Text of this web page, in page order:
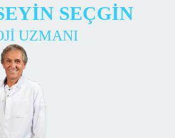
SEÇGİN
UZMANI